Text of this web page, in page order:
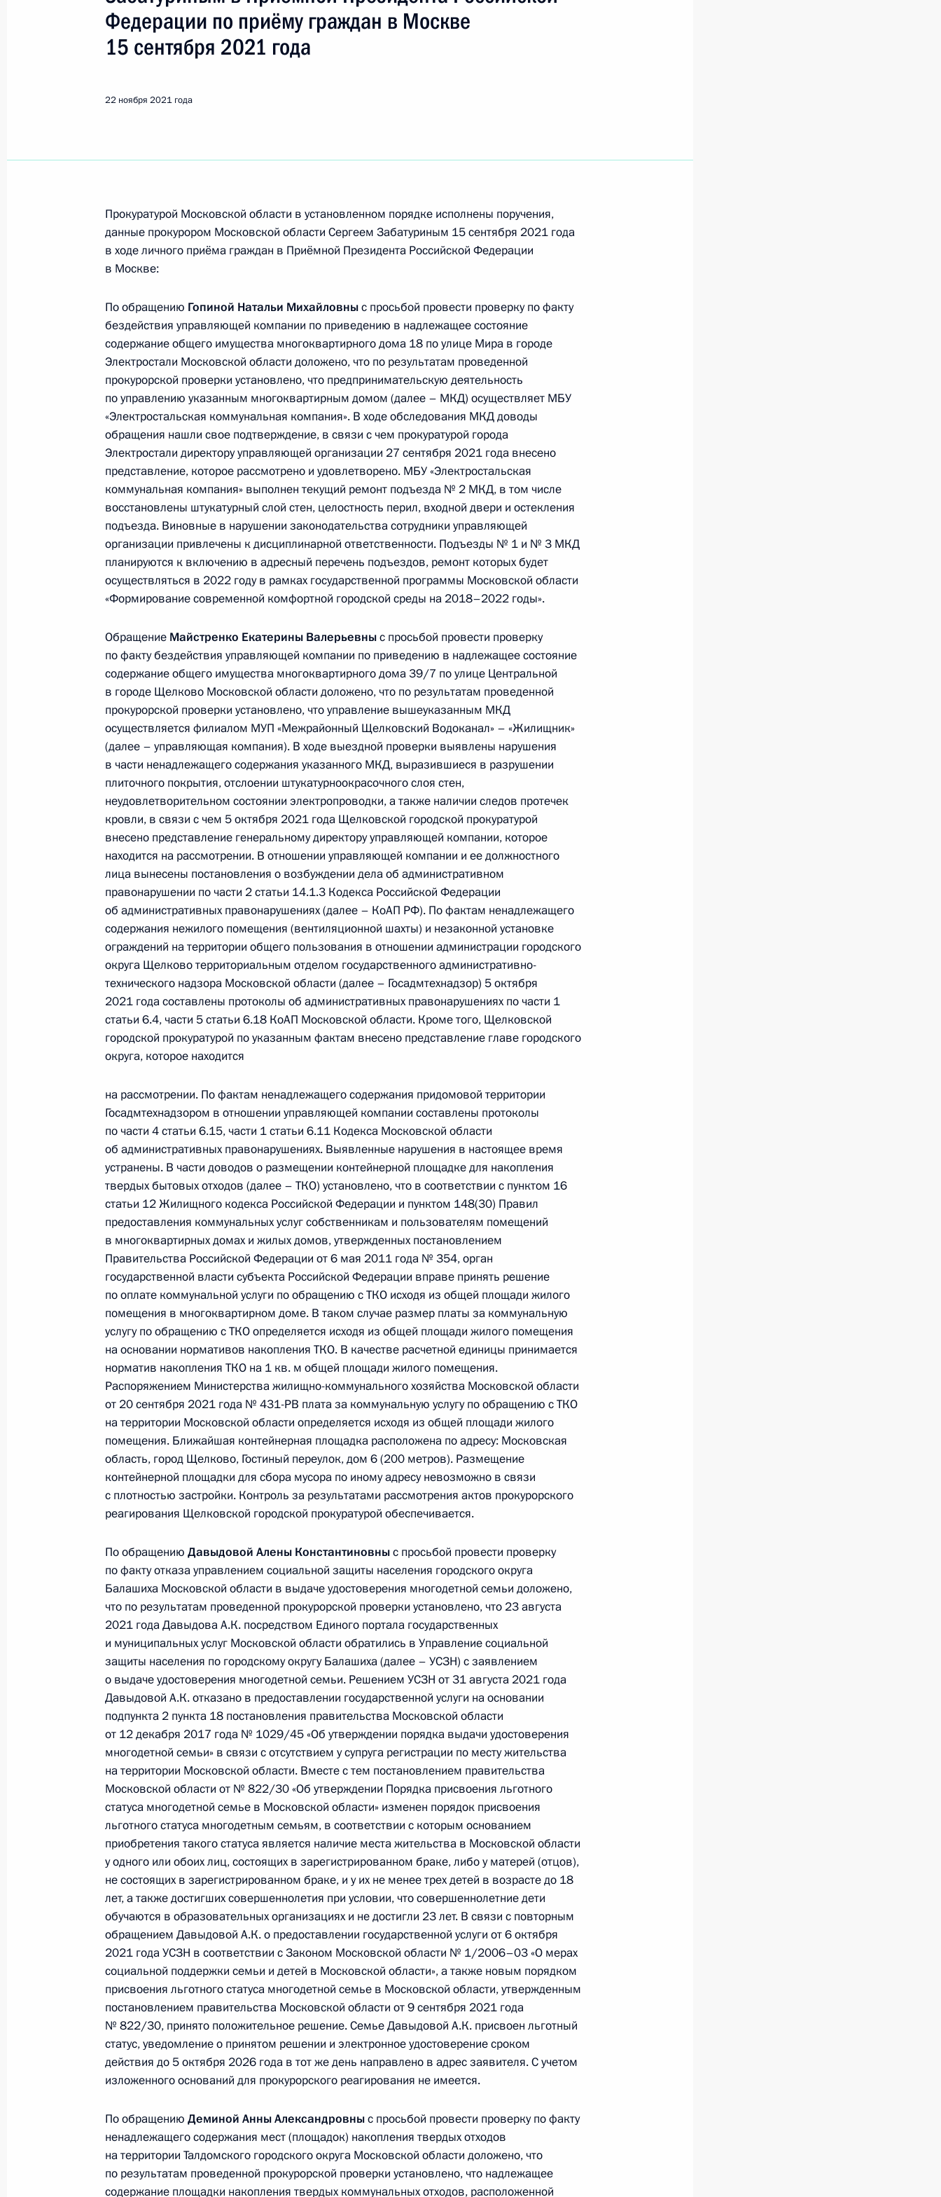
25 июня, четверг
исполняющий обязанности начальника Центрального таможенного управления
25 июня 2026 года, 18:01
18 июня 2025 года, среда
18 июня 2025 года по поручению Президента Российской Федерации
руководитель Управления Федеральной службы государственной регистрации,
в Приёмной Президента Российской Федерации по приёму граждан в Москве
личный приём граждан
18 июня 2025 года, 15:35
24 апреля 2025 года, четверг
Исполнены поручения, данные по результатам личного приёма, проведённого
по поручению Президента Российской Федерации начальником Межрегионального
территориального управления Федеральной службы по надзору в сфере транспорта
по Центральному федеральному округу Сергеем Ромазановым в Приёмной
Президента Российской Федерации по приёму граждан в Москве 21 марта
2025 года
24 апреля 2025 года, 16:29
21 марта 2025 года, пятница
21 марта 2025 года по поручению Президента Российской Федерации начальник
Межрегионального территориального управления Федеральной службы по надзору
в сфере транспорта по Центральному федеральному округу Сергей Ромазанов
провёл в Приёмной Президента Российской Федерации по приёму граждан
в Москве личный приём граждан
21 марта 2025 года, 14:38
20 ноября 2024 года, среда
20 ноября 2024 года по поручению Президента Российской Федерации начальник
Главного управления Федеральной службы войск национальной гвардии
Российской Федерации по городу Москве Василий Сонин провёл в Приёмной
Президента Российской Федерации по приёму граждан в Москве личный приём
граждан
20 ноября 2024 года, 16:54
10 июля 2024 года, среда
Исполнены поручения, данные по результатам личного приёма, проведённого
начальника Центрального таможенного управления Федеральной таможенной
службы Александром Иофиком в Приёмной Президента Российской Федерации
по приёму граждан в Москве 7 июня 2024 года
10 июля 2024 года, 17:40
7 июня 2024 года, пятница
7 июня 2024 года по поручению Президента Российской Федерации исполняющий
обязанности начальника Центрального таможенного управления Федеральной
таможенной службы Александр Иофик провёл в Приёмной Президента Российской
Федерации по приёму граждан в Москве личный приём граждан
7 июня 2024 года, 15:39
13 марта 2024 года, среда
Исполнены поручения, данные по результатам личного приёма, проведённого
по поручению Президента Российской Федерации руководителем Государственной
инспекции труда в Московской области Нелли Айзитулиной в Приёмной Президента
Российской Федерации по приёму граждан в Москве 13 февраля 2024 года
13 марта 2024 года, 18:41
13 февраля 2024 года, вторник
13 февраля 2024 года по поручению Президента Российской Федерации
руководитель Государственной инспекции труда в Московской области Нелли
Айзитулина провела в Приёмной Президента Российской Федерации по приёму
граждан в Москве личный приём граждан
13 февраля 2024 года, 18:04
12 декабря 2023 года, вторник
Исполнены поручения, данные по результатам личного приёма, проведённого
по поручению Президента Российской Федерации начальником Управления
Федеральной службы безопасности Российской Федерации по городу Москве
и Московской области Алексеем Дорофеевым в Приёмной Президента Российской
Федерации по приёму граждан в Москве 24 ноября 2023 года
24 ноября 2023 года, пятница
24 ноября 2023 года по поручению Президента Российской Федерации начальник
Управления Федеральной службы безопасности Российской Федерации по городу
Москве и Московской области Алексей Дорофеев провел в Приёмной Президента
Российской Федерации по приёму граждан в Москве личный приём граждан
24 ноября 2023 года, 17:16
14 ноября 2022 года, понедельник
Исполнены поручения, данные по результатам личного приёма, проведённого
по поручению Президента Российской Федерации начальником Главного
управления Федеральной службы войск национальной гвардии Российской
Федерации по приёму граждан в Москве
15 сентября 2021 года
22 ноября 2021 года
Прокуратурой Московской области в установленном порядке исполнены поручения,
данные прокурором Московской области Сергеем Забатуриным 15 сентября 2021 года
в ходе личного приёма граждан в Приёмной Президента Российской Федерации
в Москве:
По обращению Гопиной Натальи Михайловныс просьбой провести проверку по факту
бездействия управляющей компании по приведению в надлежащее состояние
содержание общего имущества многоквартирного дома 18 по улице Мира в городе
Электростали Московской области доложено, что по результатам проведенной
прокурорской проверки установлено, что предпринимательскую деятельность
по управлению указанным многоквартирным домом (далее – МКД) осуществляет МБУ
«Электростальская коммунальная компания». В ходе обследования МКД доводы
обращения нашли свое подтверждение, в связи с чем прокуратурой города
Электростали директору управляющей организации 27 сентября 2021 года внесено
представление, которое рассмотрено и удовлетворено. МБУ «Электростальская
коммунальная компания» выполнен текущий ремонт подъезда № 2 МКД, в том числе
восстановлены штукатурный слой стен, целостность перил, входной двери и остекления
подъезда. Виновные в нарушении законодательства сотрудники управляющей
организации привлечены к дисциплинарной ответственности. Подъезды № 1 и № 3 МКД
планируются к включению в адресный перечень подъездов, ремонт которых будет
осуществляться в 2022 году в рамках государственной программы Московской области
«Формирование современной комфортной городской среды на 2018–2022 годы».
Обращение Майстренко Екатерины Валерьевныс просьбой провести проверку
по факту бездействия управляющей компании по приведению в надлежащее состояние
содержание общего имущества многоквартирного дома 39/7 по улице Центральной
в городе Щелково Московской области доложено, что по результатам проведенной
прокурорской проверки установлено, что управление вышеуказанным МКД
осуществляется филиалом МУП «Межрайонный Щелковский Водоканал» – «Жилищник»
(далее – управляющая компания). В ходе выездной проверки выявлены нарушения
в части ненадлежащего содержания указанного МКД, выразившиеся в разрушении
плиточного покрытия, отслоении штукатурно­окрасочного слоя стен,
неудовлетворительном состоянии электропроводки, а также наличии следов протечек
кровли, в связи с чем 5 октября 2021 года Щелковской городской прокуратурой
внесено представление генеральному директору управляющей компании, которое
находится на рассмотрении. В отношении управляющей компании и ее должностного
лица вынесены постановления о возбуждении дела об административном
правонарушении по части 2 статьи 14.1.3 Кодекса Российской Федерации
об административных правонарушениях (далее – КоАП РФ). По фактам ненадлежащего
содержания нежилого помещения (вентиляционной шахты) и незаконной установке
ограждений на территории общего пользования в отношении администрации городского
округа Щелково территориальным отделом государственного административно-
технического надзора Московской области (далее – Госадмтехнадзор) 5 октября
2021 года составлены протоколы об административных правонарушениях по части 1
статьи 6.4, части 5 статьи 6.18 КоАП Московской области. Кроме того, Щелковской
городской прокуратурой по указанным фактам внесено представление главе городского
округа, которое находится
на рассмотрении. По фактам ненадлежащего содержания придомовой территории
Госадмтехнадзором в отношении управляющей компании составлены протоколы
по части 4 статьи 6.15, части 1 статьи 6.11 Кодекса Московской области
об административных правонарушениях. Выявленные нарушения в настоящее время
устранены. В части доводов о размещении контейнерной площадке для накопления
твердых бытовых отходов (далее – ТКО) установлено, что в соответствии с пунктом 16
статьи 12 Жилищного кодекса Российской Федерации и пунктом 148(30) Правил
предоставления коммунальных услуг собственникам и пользователям помещений
в многоквартирных домах и жилых домов, утвержденных постановлением
Правительства Российской Федерации от 6 мая 2011 года № 354, орган
государственной власти субъекта Российской Федерации вправе принять решение
по оплате коммунальной услуги по обращению с ТКО исходя из общей площади жилого
помещения в многоквартирном доме. В таком случае размер платы за коммунальную
услугу по обращению с ТКО определяется исходя из общей площади жилого помещения
на основании нормативов накопления ТКО. В качестве расчетной единицы принимается
норматив накопления ТКО на 1 кв. м общей площади жилого помещения.
Распоряжением Министерства жилищно-коммунального хозяйства Московской области
от 20 сентября 2021 года № 431-РВ плата за коммунальную услугу по обращению с ТКО
на территории Московской области определяется исходя из общей площади жилого
помещения. Ближайшая контейнерная площадка расположена по адресу: Московская
область, город Щелково, Гостиный переулок, дом 6 (200 метров). Размещение
контейнерной площадки для сбора мусора по иному адресу невозможно в связи
с плотностью застройки. Контроль за результатами рассмотрения актов прокурорского
реагирования Щелковской городской прокуратурой обеспечивается.
По обращению Давыдовой Алены Константиновныс просьбой провести проверку
по факту отказа управлением социальной защиты населения городского округа
Балашиха Московской области в выдаче удостоверения многодетной семьи доложено,
что по результатам проведенной прокурорской проверки установлено, что 23 августа
2021 года Давыдова А.К. посредством Единого портала государственных
и муниципальных услуг Московской области обратились в Управление социальной
защиты населения по городскому округу Балашиха (далее – УСЗН) с заявлением
о выдаче удостоверения многодетной семьи. Решением УСЗН от 31 августа 2021 года
Давыдовой А.К. отказано в предоставлении государственной услуги на основании
подпункта 2 пункта 18 постановления правительства Московской области
от 12 декабря 2017 года № 1029/45 «Об утверждении порядка выдачи удостоверения
многодетной семьи» в связи с отсутствием у супруга регистрации по месту жительства
на территории Московской области. Вместе с тем постановлением правительства
Московской области от № 822/30 «Об утверждении Порядка присвоения льготного
статуса многодетной семье в Московской области» изменен порядок присвоения
льготного статуса многодетным семьям, в соответствии с которым основанием
приобретения такого статуса является наличие места жительства в Московской области
у одного или обоих лиц, состоящих в зарегистрированном браке, либо у матерей (отцов),
не состоящих в зарегистрированном браке, и у их не менее трех детей в возрасте до 18
лет, а также достигших совершеннолетия при условии, что совершеннолетние дети
обучаются в образовательных организациях и не достигли 23 лет. В связи с повторным
обращением Давыдовой А.К. о предоставлении государственной услуги от 6 октября
2021 года УСЗН в соответствии с Законом Московской области № 1/2006–03 «О мерах
социальной поддержки семьи и детей в Московской области», а также новым порядком
присвоения льготного статуса многодетной семье в Московской области, утвержденным
постановлением правительства Московской области от 9 сентября 2021 года
№ 822/30, принято положительное решение. Семье Давыдовой А.К. присвоен льготный
статус, уведомление о принятом решении и электронное удостоверение сроком
действия до 5 октября 2026 года в тот же день направлено в адрес заявителя. С учетом
изложенного оснований для прокурорского реагирования не имеется.
По обращению Деминой Анны Александровныс просьбой провести проверку по факту
ненадлежащего содержания мест (площадок) накопления твердых отходов
на территории Талдомского городского округа Московской области доложено, что
по результатам проведенной прокурорской проверки установлено, что надлежащее
содержание площадки накопления твердых коммунальных отходов, расположенной